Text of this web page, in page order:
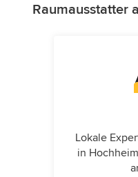
Raumausstatter
Lokale
in